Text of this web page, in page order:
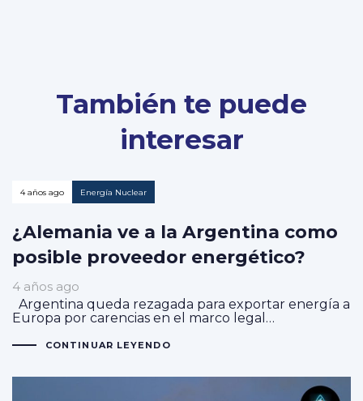
También te puede
interesar
4 años ago Energía Nuclear
¿Alemania ve a la Argentina como
posible proveedor energético?
4 años ago
Argentina queda rezagada para exportar energía a
Europa por carencias en el marco legal…
CONTINUAR LEYENDO